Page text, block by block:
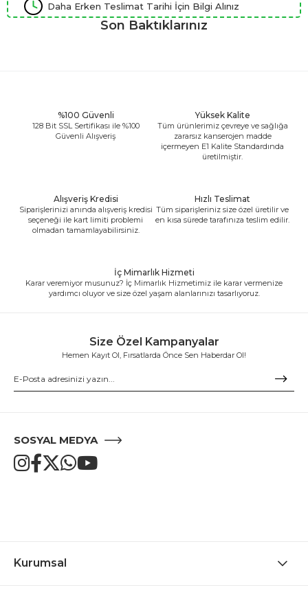
Daha Erken Teslimat Tarihi İçin Bilgi Alınız
Son Baktıklarınız
%100 Güvenli
128 Bit SSL Sertifikası ile %100
Güvenli Alışveriş
Yüksek Kalite
Tüm ürünlerimiz çevreye ve sağlığa
zararsız kanserojen madde
içermeyen E1 Kalite Standardında
üretilmiştir.
Alışveriş Kredisi
Siparişlerinizi anında alışveriş kredisi
seçeneği ile kart limiti problemi
olmadan tamamlayabilirsiniz.
Hızlı Teslimat
Tüm siparişleriniz size özel üretilir ve
en kısa sürede tarafınıza teslim edilir.
İç Mimarlık Hizmeti
Karar veremiyor musunuz? İç Mimarlık Hizmetimiz ile karar vermenize
yardımcı oluyor ve size özel yaşam alanlarınızı tasarlıyoruz.
Size Özel Kampanyalar
Hemen Kayıt Ol, Fırsatlarda Önce Sen Haberdar Ol!
SOSYAL MEDYA
Kurumsal